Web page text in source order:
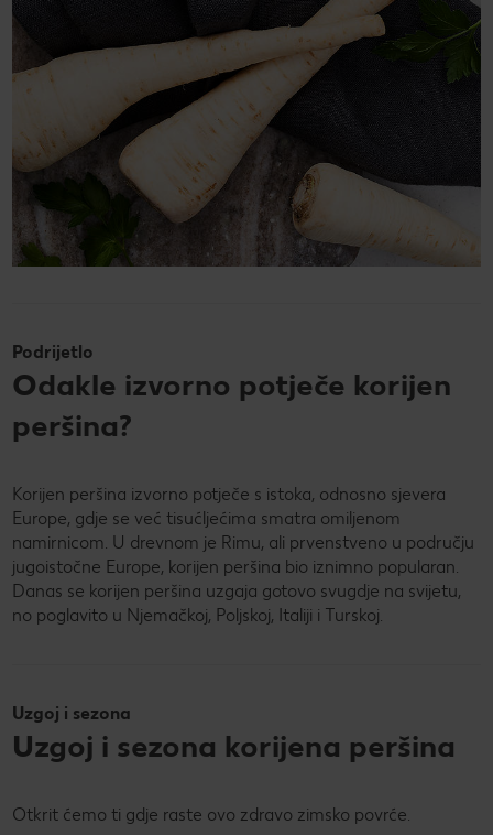
Podrijetlo
Odakle izvorno potječe korijen
peršina?
Korijen peršina izvorno potječe s istoka, odnosno sjevera
Europe, gdje se već tisućljećima smatra omiljenom
namirnicom. U drevnom je Rimu, ali prvenstveno u području
jugoistočne Europe, korijen peršina bio iznimno popularan.
Danas se korijen peršina uzgaja gotovo svugdje na svijetu,
no poglavito u Njemačkoj, Poljskoj, Italiji i Turskoj.
Uzgoj i sezona
Uzgoj i sezona korijena peršina
Otkrit ćemo ti gdje raste ovo zdravo zimsko povrće.